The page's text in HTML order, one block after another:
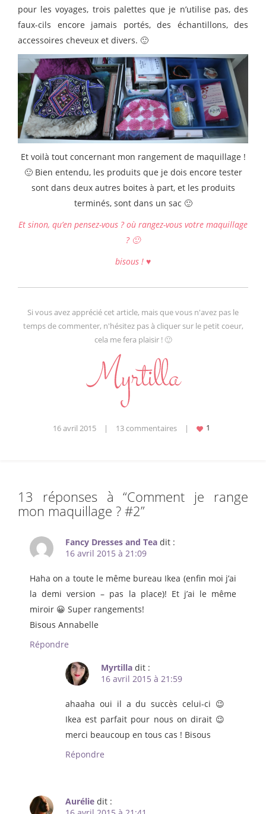
pour les voyages, trois palettes que je n’utilise pas, des
faux-cils encore jamais portés, des échantillons, des
accessoires cheveux et divers. 🙂
Et voilà tout concernant mon rangement de maquillage !
🙂 Bien entendu, les produits que je dois encore tester
sont dans deux autres boites à part, et les produits
terminés, sont dans un sac 🙂
Et sinon, qu’en pensez-vous ? où rangez-vous votre maquillage
? 🙂
bisous ! ♥
Si vous avez apprécié cet article, mais que vous n'avez pas le
temps de commenter, n'hésitez pas à cliquer sur le petit coeur,
cela me fera plaisir ! 🙂
16 avril 2015 | 13 commentaires |
13 réponses à “Comment je range
mon maquillage ? #2”
Fancy Dresses and Tea dit :
16 avril 2015 à 21:09
Haha on a toute le même bureau Ikea (enfin moi j’ai
la demi version – pas la place)! Et j’ai le même
miroir 😀 Super rangements!
Bisous Annabelle
Répondre
Myrtilla dit :
16 avril 2015 à 21:59
ahaaha oui il a du succès celui-ci 😉
Ikea est parfait pour nous on dirait 😉
merci beaucoup en tous cas ! Bisous
Répondre
Aurélie dit :